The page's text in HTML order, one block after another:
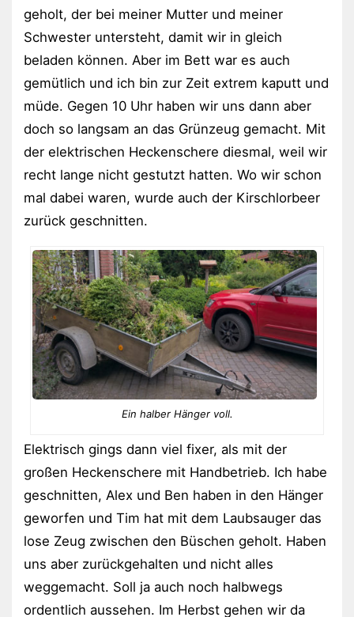
geholt, der bei meiner Mutter und meiner
Schwester untersteht, damit wir in gleich
beladen können. Aber im Bett war es auch
gemütlich und ich bin zur Zeit extrem kaputt und
müde. Gegen 10 Uhr haben wir uns dann aber
doch so langsam an das Grünzeug gemacht. Mit
der elektrischen Heckenschere diesmal, weil wir
recht lange nicht gestutzt hatten. Wo wir schon
mal dabei waren, wurde auch der Kirschlorbeer
zurück geschnitten.
Ein halber Hänger voll.
Elektrisch gings dann viel fixer, als mit der
großen Heckenschere mit Handbetrieb. Ich habe
geschnitten, Alex und Ben haben in den Hänger
geworfen und Tim hat mit dem Laubsauger das
lose Zeug zwischen den Büschen geholt. Haben
uns aber zurückgehalten und nicht alles
weggemacht. Soll ja auch noch halbwegs
ordentlich aussehen. Im Herbst gehen wir da